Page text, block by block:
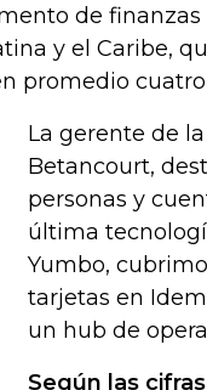
de
y el Caribe,
promedio cuatro
La gerente de
Betancourt,
personas y
última
Yumbo,
tarjetas en
un hub de
Según las